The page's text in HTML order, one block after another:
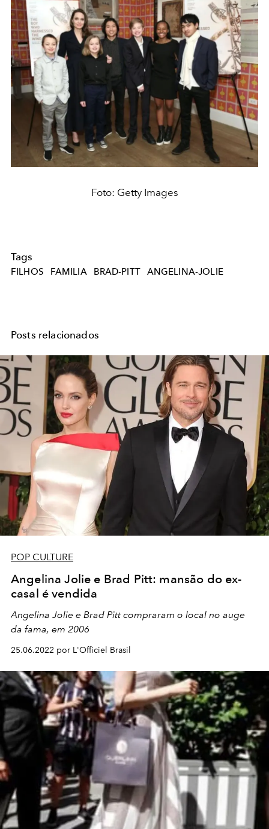
Foto: Getty Images
Tags
FILHOS FAMILIA BRAD-PITT ANGELINA-JOLIE
Posts relacionados
POP CULTURE
Angelina Jolie e Brad Pitt: mansão do ex-
casal é vendida
Angelina Jolie e Brad Pitt compraram o local no auge
da fama, em 2006
25.06.2022 por L'Officiel Brasil